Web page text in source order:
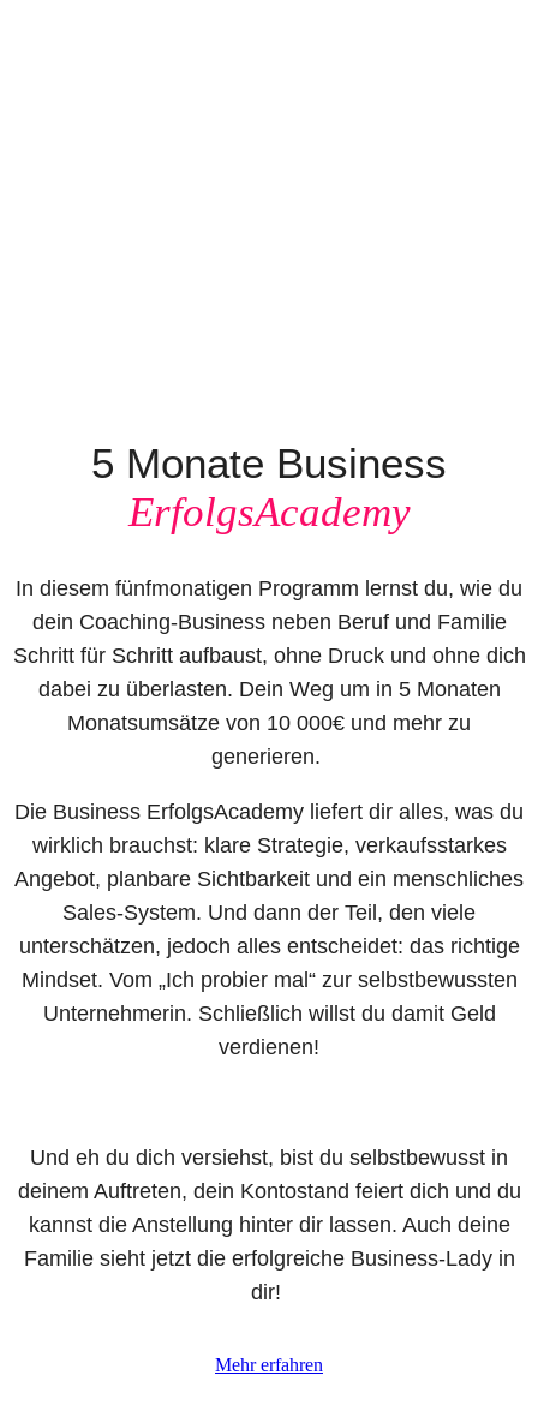
5 Monate Business
ErfolgsAcademy
In diesem fünfmonatigen Programm lernst du, wie du
dein Coaching-Business neben Beruf und Familie
Schritt für Schritt aufbaust, ohne Druck und ohne dich
dabei zu überlasten. Dein Weg um in 5 Monaten
Monatsumsätze von 10 000€ und mehr zu
generieren.
Die Business ErfolgsAcademy liefert dir alles, was du
wirklich brauchst: klare Strategie, verkaufsstarkes
Angebot, planbare Sichtbarkeit und ein menschliches
Sales-System. Und dann der Teil, den viele
unterschätzen, jedoch alles entscheidet: das richtige
Mindset. Vom „Ich probier mal“ zur selbstbewussten
Unternehmerin. Schließlich willst du damit Geld
verdienen!
Und eh du dich versiehst, bist du selbstbewusst in
deinem Auftreten, dein Kontostand feiert dich und du
kannst die Anstellung hinter dir lassen. Auch deine
Familie sieht jetzt die erfolgreiche Business-Lady in
dir!
Mehr erfahren